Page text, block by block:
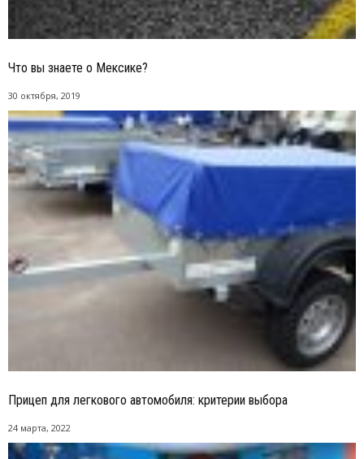
Что вы знаете о Мексике?
30 октября, 2019
Прицеп для легкового автомобиля: критерии выбора
24 марта, 2022